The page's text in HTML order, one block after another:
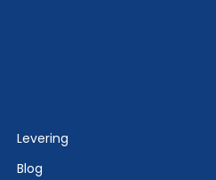
Levering
Blog